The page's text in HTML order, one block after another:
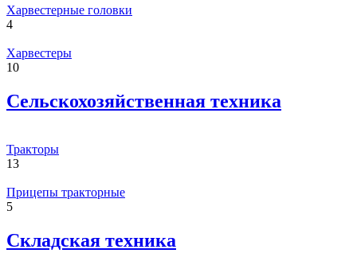
Харвестерные головки
4
Харвестеры
10
Сельскохозяйственная техника
Тракторы
13
Прицепы тракторные
5
Складская техника